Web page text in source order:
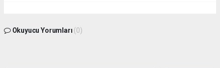
Okuyucu Yorumları (0)